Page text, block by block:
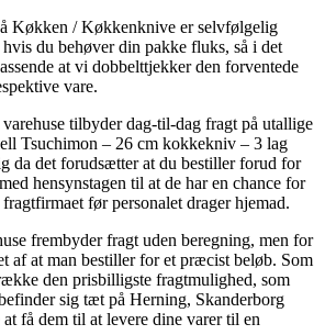
Køkken / Køkkenknive er selvfølgelig
hvis du behøver din pakke fluks, så i det
at vi dobbelttjekker den forventede
vare.
tilbyder dag-til-dag fragt på utallige
Tsuchimon – 26 cm kokkekniv – 3 lag
da det forudsætter at du bestiller forud for
hensynstagen til at de har en chance for
før personalet drager hjemad.
frembyder fragt uden beregning, men for
af at man bestiller for et præcist beløb. Som
den prisbilligste fragtmulighed, som
sig tæt på Herning, Skanderborg
få dem til at levere dine varer til en